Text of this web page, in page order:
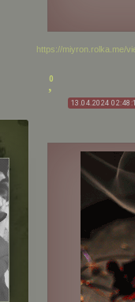
https://miyron.rolka.me/
0
13.04.2024